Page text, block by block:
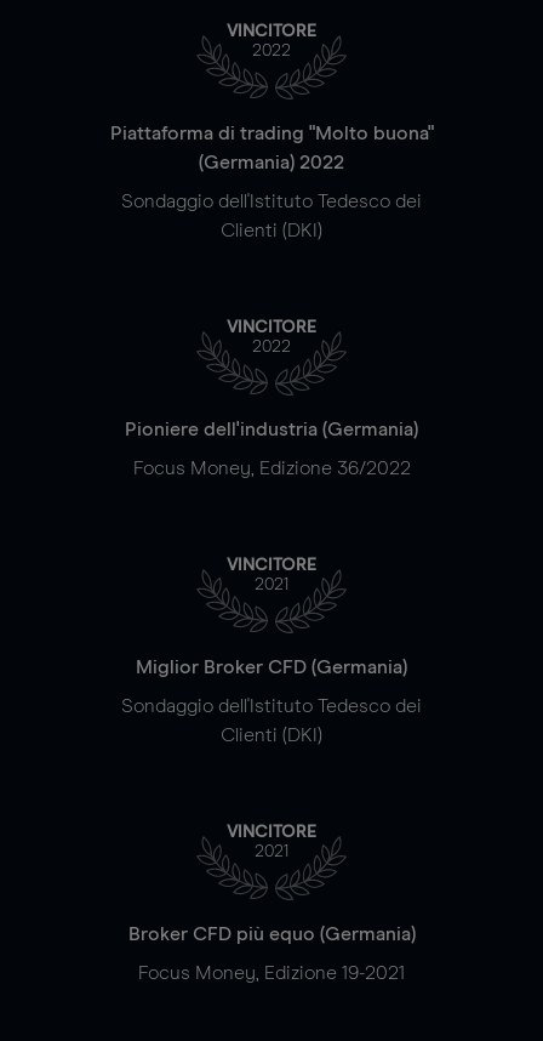
VINCITORE
2022
Piattaforma di trading "Molto buona"
(Germania) 2022
Sondaggio dell'Istituto Tedesco dei
Clienti (DKI)
VINCITORE
2022
Pioniere dell'industria (Germania)
Focus Money, Edizione 36/2022
VINCITORE
2021
Miglior Broker CFD (Germania)
Sondaggio dell'Istituto Tedesco dei
Clienti (DKI)
VINCITORE
2021
Broker CFD più equo (Germania)
Focus Money, Edizione 19-2021